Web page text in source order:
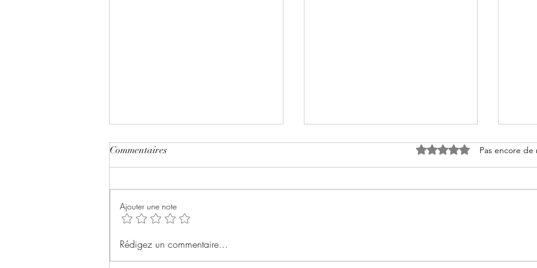
Mais que devient "Entre Ciel &
Commentaires Noté 0 étoile sur 5.Pas encore de
Ajouter une note
Rédigez un commentaire...